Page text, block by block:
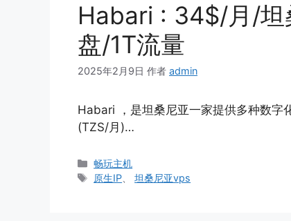
Habari : 34$/月/坦
盘/1T流量
2025年2月9日 作者 admin
Habari ，是坦桑尼亚一家提供多种数字
(TZS/月)…
分
类
畅玩主机
标
原生IP 、坦桑尼亚vps